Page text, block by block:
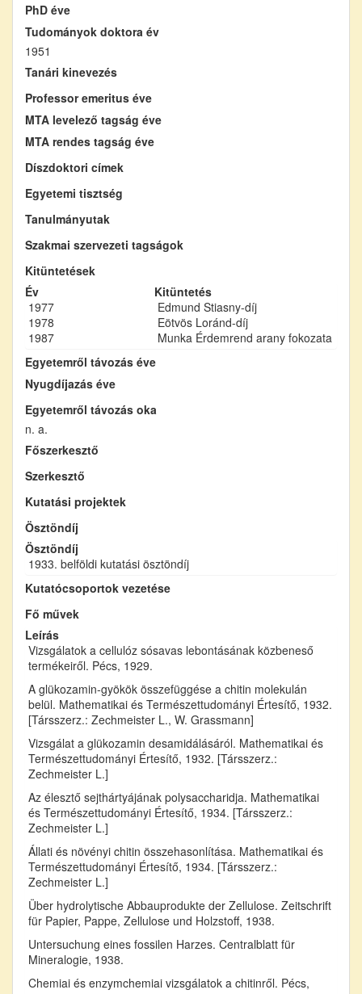
PhD éve
Tudományok doktora év
1951
Tanári kinevezés
Professor emeritus éve
MTA levelező tagság éve
MTA rendes tagság éve
Díszdoktori címek
Egyetemi tisztség
Tanulmányutak
Szakmai szervezeti tagságok
Kitüntetések
Év
Kitüntetés
1977
Edmund Stiasny-díj
1978
Eötvös Loránd-díj
1987
Munka Érdemrend arany fokozata
Egyetemről távozás éve
Nyugdíjazás éve
Egyetemről távozás oka
n. a.
Főszerkesztő
Szerkesztő
Kutatási projektek
Ösztöndíj
Ösztöndíj
1933. belföldi kutatási ösztöndíj
Kutatócsoportok vezetése
Fő művek
Leírás
Vizsgálatok a cellulóz sósavas lebontásának közbeneső
termékeiről. Pécs, 1929.
A glükozamin-gyökök összefüggése a chitin molekulán
belül. Mathematikai és Természettudományi Értesítő, 1932.
[Társszerz.: Zechmeister L., W. Grassmann]
Vizsgálat a glükozamin desamidálásáról. Mathematikai és
Természettudományi Értesítő, 1932. [Társszerz.:
Zechmeister L.]
Az élesztő sejthártyájának polysaccharidja. Mathematikai
és Természettudományi Értesítő, 1934. [Társszerz.:
Zechmeister L.]
Állati és növényi chitin összehasonlítása. Mathematikai és
Természettudományi Értesítő, 1934. [Társszerz.:
Zechmeister L.]
Über hydrolytische Abbauprodukte der Zellulose. Zeitschrift
für Papier, Pappe, Zellulose und Holzstoff, 1938.
Untersuchung eines fossilen Harzes. Centralblatt für
Mineralogie, 1938.
Chemiai és enzymchemiai vizsgálatok a chitinről. Pécs,